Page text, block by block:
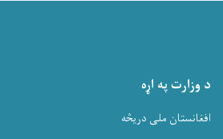
د وزارت په اړه
افغانستان ملی دریڅه